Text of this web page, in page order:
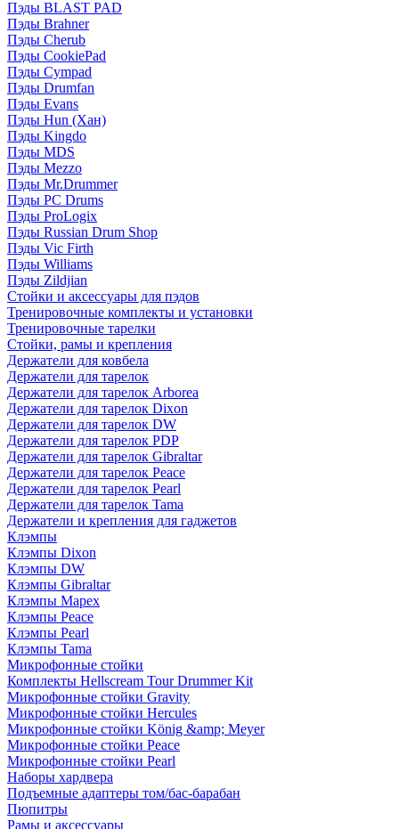
Пэды BLAST PAD
Пэды Brahner
Пэды Cherub
Пэды CookiePad
Пэды Cympad
Пэды Drumfan
Пэды Evans
Пэды Hun (Хан)
Пэды Kingdo
Пэды MDS
Пэды Mezzo
Пэды Mr.Drummer
Пэды PC Drums
Пэды ProLogix
Пэды Russian Drum Shop
Пэды Vic Firth
Пэды Williams
Пэды Zildjian
Стойки и аксессуары для пэдов
Тренировочные комплекты и установки
Тренировочные тарелки
Стойки, рамы и крепления
Держатели для ковбела
Держатели для тарелок
Держатели для тарелок Arborea
Держатели для тарелок Dixon
Держатели для тарелок DW
Держатели для тарелок PDP
Держатели для тарелок Gibraltar
Держатели для тарелок Peace
Держатели для тарелок Pearl
Держатели для тарелок Tama
Держатели и крепления для гаджетов
Клэмпы
Клэмпы Dixon
Клэмпы DW
Клэмпы Gibraltar
Клэмпы Mapex
Клэмпы Peace
Клэмпы Pearl
Клэмпы Tama
Микрофонные стойки
Комплекты Hellscream Tour Drummer Kit
Микрофонные стойки Gravity
Микрофонные стойки Hercules
Микрофонные стойки König &amp; Meyer
Микрофонные стойки Peace
Микрофонные стойки Pearl
Наборы хардвера
Подъемные адаптеры том/бас-барабан
Пюпитры
Рамы и аксессуары